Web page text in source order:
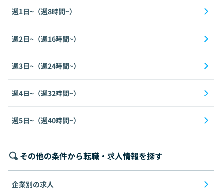
週1日~（週8時間~）
週2日~（週16時間~）
週3日~（週24時間~）
週4日~（週32時間~）
週5日~（週40時間~）
その他の条件から転職・求人情報を探す
企業別の求人